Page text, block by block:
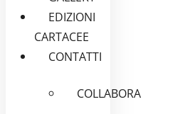
EDIZIONI
CARTACEE
CONTATTI
COLLABORA